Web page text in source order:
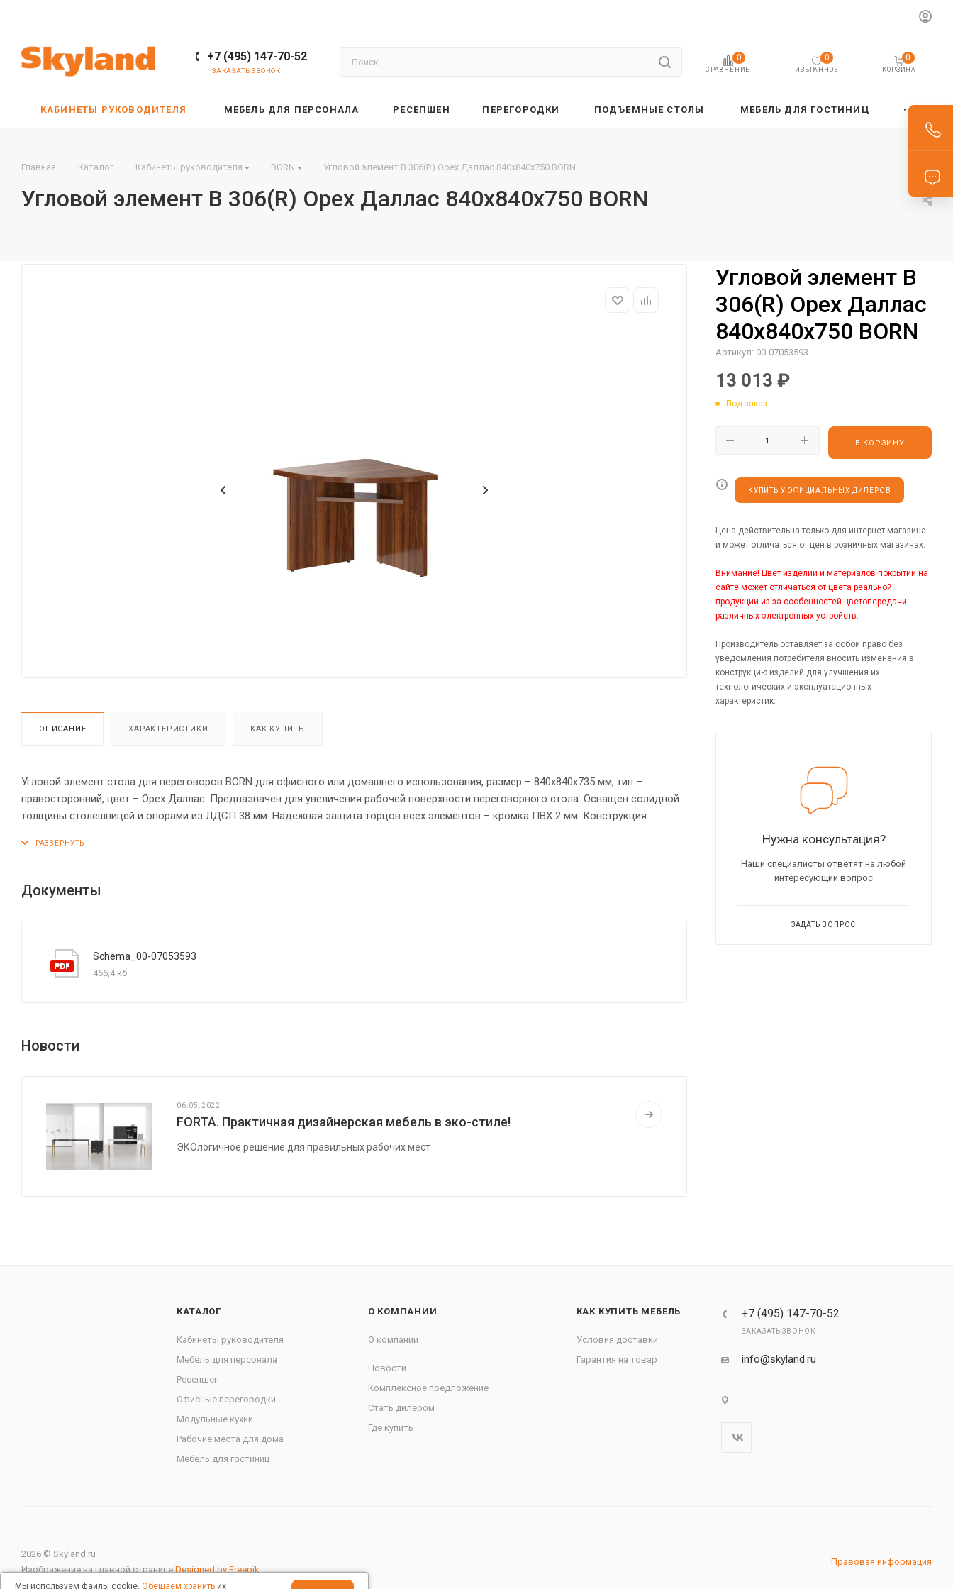
+7 (495) 147-70-52
ЗАКАЗАТЬ ЗВОНОК СРАВНЕНИЕ
0
ИЗБРАННОЕ
0
КОРЗИНА
0
КАБИНЕТЫ РУКОВОДИТЕЛЯ МЕБЕЛЬ ДЛЯ ПЕРСОНАЛА РЕСЕПШЕН ПЕРЕГОРОДКИ ПОДЪЕМНЫЕ СТОЛЫ МЕБЕЛЬ ДЛЯ ГОСТИНИЦ
Главная — Каталог — Кабинеты руководителя — BORN — Угловой элемент B 306(R) Орех Даллас 840х840х750 BORN
Угловой элемент B 306(R) Орех Даллас 840х840х750 BORN
ОПИСАНИЕ ХАРАКТЕРИСТИКИ КАК КУПИТЬ
Угловой элемент стола для переговоров BORN для офисного или домашнего использования, размер – 840х840х735 мм, тип –
правосторонний, цвет – Орех Даллас. Предназначен для увеличения рабочей поверхности переговорного стола. Оснащен солидной
толщины столешницей и опорами из ЛДСП 38 мм. Надежная защита торцов всех элементов – кромка ПВХ 2 мм. Конструкция
по высоте опоры обеспечат столу устойчивость на неровном полу.
Документы
Schema_00-07053593
466,4 кб
Новости
06.05.2022
FORTA. Практичная дизайнерская мебель в эко-стиле!
ЭКОлогичное решение для правильных рабочих мест
Угловой элемент B
306(R) Орех Даллас
840х840х750 BORN
Артикул: 00-07053593
13 013 ₽
Под заказ
В КОРЗИНУ
КУПИТЬ У ОФИЦИАЛЬНЫХ ДИЛЕРОВ
Цена действительна только для интернет-магазина
и может отличаться от цен в розничных магазинах.
Внимание! Цвет изделий и материалов покрытий на
сайте может отличаться от цвета реальной
продукции из-за особенностей цветопередачи
различных электронных устройств.
Производитель оставляет за собой право без
уведомления потребителя вносить изменения в
конструкцию изделий для улучшения их
технологических и эксплуатационных
характеристик.
Нужна консультация?
Наши специалисты ответят на любой
интересующий вопрос
ЗАДАТЬ ВОПРОС
КАТАЛОГ
Кабинеты руководителя
Мебель для персонала
Ресепшен
Офисные перегородки
Модульные кухни
Рабочие места для дома
Мебель для гостиниц
О КОМПАНИИ
О компании
Новости
Комплексное предложение
Стать дилером
Где купить
КАК КУПИТЬ МЕБЕЛЬ
Условия доставки
Гарантия на товар
+7 (495) 147-70-52
ЗАКАЗАТЬ ЗВОНОК
info@skyland.ru
2026 © Skyland.ru
Изображение на главной страницеDesigned by Freepik
Правовая информация
Мы используем файлы cookie. Обещаем хранить их